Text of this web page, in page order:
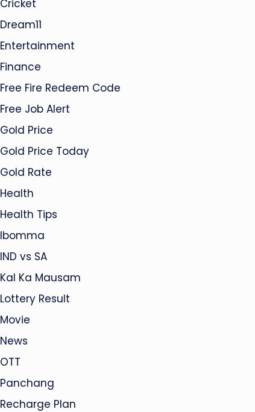
Cricket
Dream11
Entertainment
Finance
Free Fire Redeem Code
Free Job Alert
Gold Price
Gold Price Today
Gold Rate
Health
Health Tips
Ibomma
IND vs SA
Kal Ka Mausam
Lottery Result
Movie
News
OTT
Panchang
Recharge Plan